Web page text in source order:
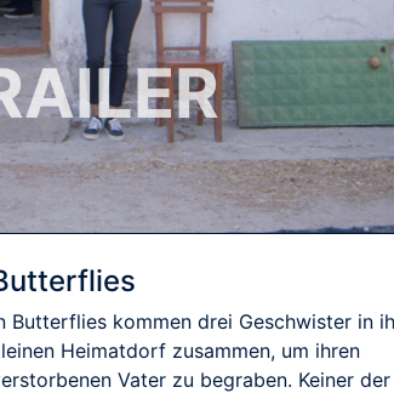
Butterflies kommen drei Geschwister in
Heimatdorf zusammen, um ihren
Vater zu begraben. Keiner